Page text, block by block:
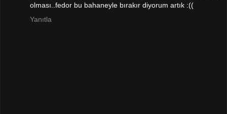
olması..fedor bu bahaneyle bırakır diyorum artık :((
Yanıtla